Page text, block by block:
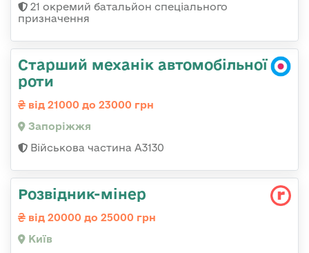
21 окремий батальйон спеціального
призначення
Старший механік автомобільної
роти
від 21000 до 23000 грн
Запоріжжя
Військова частина А3130
Розвідник-мінер
від 20000 до 25000 грн
Київ